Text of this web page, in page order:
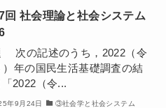
回 社会理論と社会システム
次の記述のうち，2022（令
）年の国民生活基礎調査の結
2022（令...
年9月24日 ③社会学と社会システム